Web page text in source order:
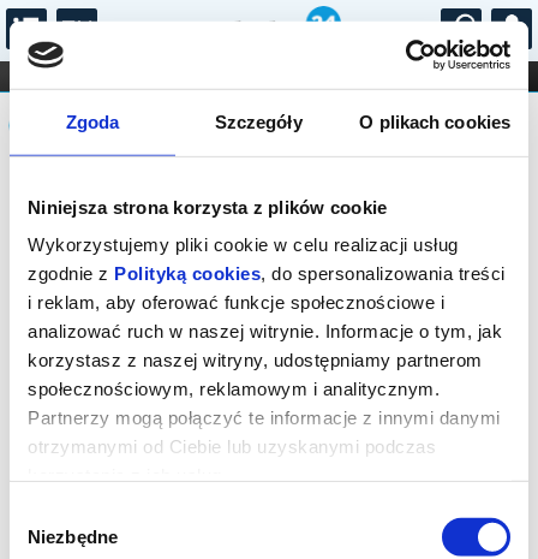
Zgoda Szczegóły O plikach cookies
Niniejsza strona korzysta z plików cookie
Wykorzystujemy pliki cookie w celu realizacji usług
zgodnie z Polityką cookies, do spersonalizowania treści
i reklam, aby oferować funkcje społecznościowe i
analizować ruch w naszej witrynie. Informacje o tym, jak
korzystasz z naszej witryny, udostępniamy partnerom
społecznościowym, reklamowym i analitycznym.
Partnerzy mogą połączyć te informacje z innymi danymi
otrzymanymi od Ciebie lub uzyskanymi podczas
zgody
Niezbędne
...
FILHARMONIA OPERA I BALET
STAND-UP
DLA DZIECI
Komunikat
Sprzedaż biletów on-line na wydarzenie
została zakończona.